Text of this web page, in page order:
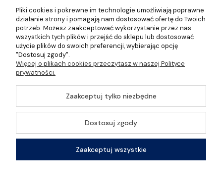
O nas
©2026 Wszelkie Prawa Zastrzeżone | Gastrosklep |
Wyposażenie gastronomii, restauracji oraz barów
Szablon Master byEcommercy
Pokaż pełną wersję strony
Sklep internetowy Shoper Premium
Pliki cookies i pokrewne im technologie umożliwiają poprawne
działanie strony i pomagają nam dostosować ofertę do Twoich
potrzeb. Możesz zaakceptować wykorzystanie przez nas
wszystkich tych plików i przejść do sklepu lub dostosować
użycie plików do swoich preferencji, wybierając opcję
"Dostosuj zgody".
Więcej o plikach cookies przeczytasz w naszej Polityce
prywatności.
Zaakceptuj tylko niezbędne
Dostosuj zgody
Zaakceptuj wszystkie